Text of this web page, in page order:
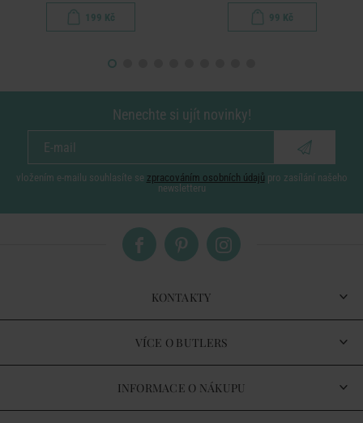
199 Kč 99 Kč
Nenechte si ujít novinky!
vložením e-mailu souhlasíte se zpracováním osobních údajů pro zasílání našeho
newsletteru
KONTAKTY
VÍCE O BUTLERS
INFORMACE O NÁKUPU